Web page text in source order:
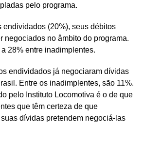
pelo programa.
endividados (20%), seus débitos
negociados no âmbito do programa.
28% entre inadimplentes.
endividados já negociaram dívidas
Entre os inadimplentes, são 11%.
pelo Instituto Locomotiva é o de que
que têm certeza de que
dívidas pretendem negociá-las